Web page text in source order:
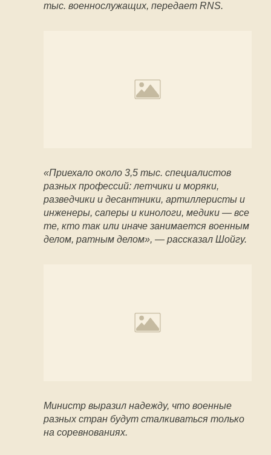
тыс. военнослужащих, передает RNS.
«Приехало около 3,5 тыс. специалистов
разных профессий: летчики и моряки,
разведчики и десантники, артиллеристы и
инженеры, саперы и кинологи, медики — все
те, кто так или иначе занимается военным
делом, ратным делом», — рассказал Шойгу.
Министр выразил надежду, что военные
разных стран будут сталкиваться только
на соревнованиях.